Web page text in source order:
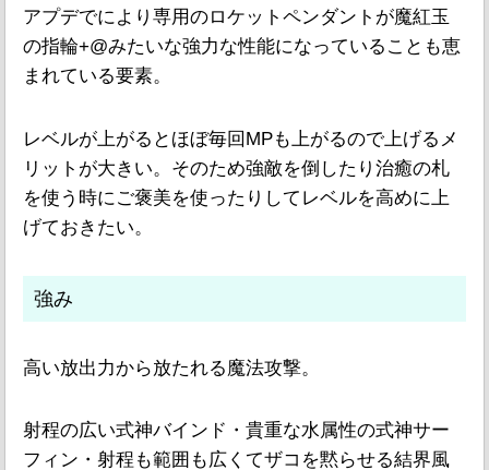
アプデでにより専用のロケットペンダントが魔紅玉
の指輪+@みたいな強力な性能になっていることも恵
まれている要素。
レベルが上がるとほぼ毎回MPも上がるので上げるメ
リットが大きい。そのため強敵を倒したり治癒の札
を使う時にご褒美を使ったりしてレベルを高めに上
げておきたい。
強み
高い放出力から放たれる魔法攻撃。
射程の広い式神バインド・貴重な水属性の式神サー
フィン・射程も範囲も広くてザコを黙らせる結界風